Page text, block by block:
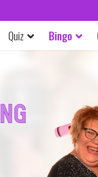
Quiz Bingo